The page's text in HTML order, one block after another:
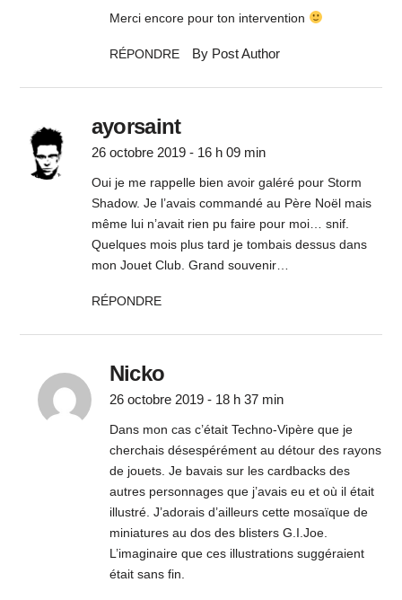
Merci encore pour ton intervention
RÉPONDRE By Post Author
ayorsaint
26 octobre 2019 - 16 h 09 min
Oui je me rappelle bien avoir galéré pour Storm
Shadow. Je l’avais commandé au Père Noël mais
même lui n’avait rien pu faire pour moi… snif.
Quelques mois plus tard je tombais dessus dans
mon Jouet Club. Grand souvenir…
RÉPONDRE
Nicko
26 octobre 2019 - 18 h 37 min
Dans mon cas c’était Techno-Vipère que je
cherchais désespérément au détour des rayons
de jouets. Je bavais sur les cardbacks des
autres personnages que j’avais eu et où il était
illustré. J’adorais d’ailleurs cette mosaïque de
miniatures au dos des blisters G.I.Joe.
L’imaginaire que ces illustrations suggéraient
était sans fin.